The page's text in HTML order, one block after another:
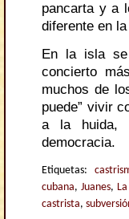
pancarta y a
diferente en
En la isla se
concierto
muchos de
puede” vivir
a la huida,
democracia.
Etiquetas:
cubana, Juanes,
castrista,